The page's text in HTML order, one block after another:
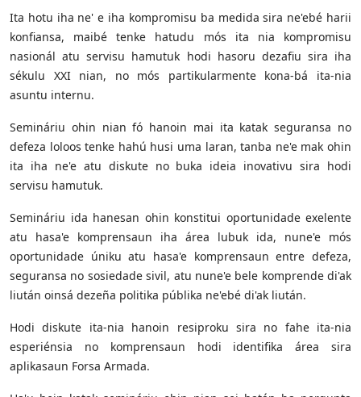
Ita hotu iha ne' e iha kompromisu ba medida sira ne'ebé harii
konfiansa, maibé tenke hatudu mós ita nia kompromisu
nasionál atu servisu hamutuk hodi hasoru dezafiu sira iha
sékulu XXI nian, no mós partikularmente kona-bá ita-nia
asuntu internu.
Semináriu ohin nian fó hanoin mai ita katak seguransa no
defeza loloos tenke hahú husi uma laran, tanba ne'e mak ohin
ita iha ne'e atu diskute no buka ideia inovativu sira hodi
servisu hamutuk.
Semináriu ida hanesan ohin konstitui oportunidade exelente
atu hasa'e komprensaun iha área lubuk ida, nune'e mós
oportunidade úniku atu hasa'e komprensaun entre defeza,
seguransa no sosiedade sivil, atu nune'e bele komprende di'ak
liután oinsá dezeña politika públika ne'ebé di'ak liután.
Hodi diskute ita-nia hanoin resiproku sira no fahe ita-nia
esperiénsia no komprensaun hodi identifika área sira
aplikasaun Forsa Armada.